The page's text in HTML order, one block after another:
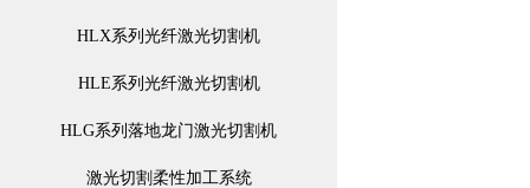
HLX系列光纤激光切割机
HLE系列光纤激光切割机
HLG系列落地龙门激光切割机
激光切割柔性加工系统